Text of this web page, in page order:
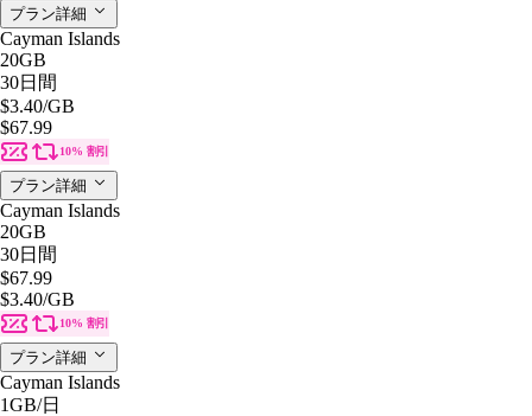
プラン詳細
Cayman Islands
20GB
30日間
$3.40/GB
$67.99
10% 割引
プラン詳細
Cayman Islands
20GB
30日間
$67.99
$3.40/GB
10% 割引
プラン詳細
Cayman Islands
1GB/日